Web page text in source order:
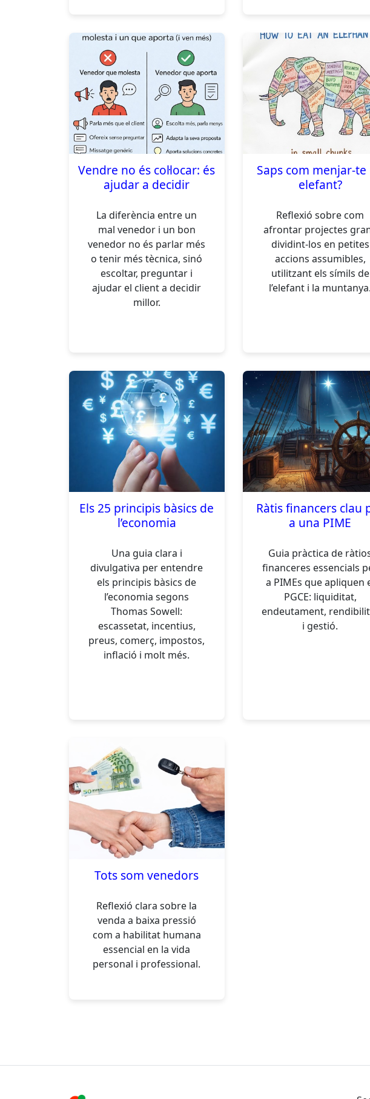
Vendre no és col·locar: és
ajudar a decidir
La diferència entre un
mal venedor i un bon
venedor no és parlar més
o tenir més tècnica, sinó
escoltar, preguntar i
ajudar el client a decidir
millor.
Saps com menjar-te
elefant?
Reflexió sobre com
afrontar projectes
dividint-los en petites
accions assumibles,
utilitzant els símils de
l’elefant i la muntanya.
Els 25 principis bàsics de
l’economia
Una guia clara i
divulgativa per entendre
els principis bàsics de
l’economia segons
Thomas Sowell:
escassetat, incentius,
preus, comerç, impostos,
inflació i molt més.
Ràtis financers clau
a una PIME
Guia pràctica de
financeres essencials
a PIMEs que apliquen
PGCE: liquiditat,
endeutament,
i gestió.
Tots som venedors
Reflexió clara sobre la
venda a baixa pressió
com a habilitat humana
essencial en la vida
personal i professional.